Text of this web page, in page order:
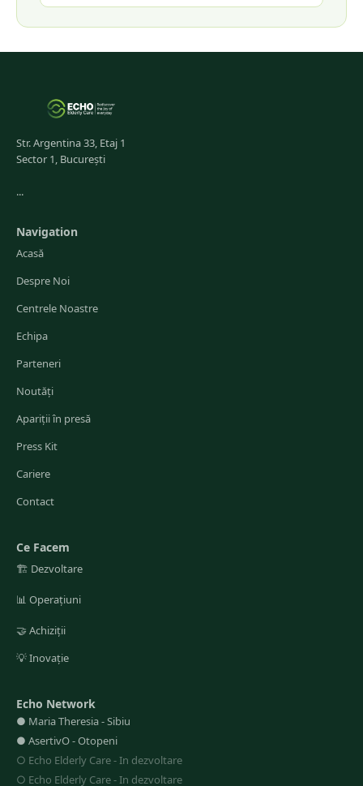
Str. Argentina 33, Etaj 1
Sector 1, București
...
Navigation
Acasă
Despre Noi
Centrele Noastre
Echipa
Parteneri
Noutăți
Apariții în presă
Press Kit
Cariere
Contact
Ce Facem
🏗️ Dezvoltare
📊 Operațiuni
🤝 Achiziții
💡Inovație
Echo Network
● Maria Theresia-Sibiu
● AsertivO-Otopeni
○ Echo Elderly Care-In dezvoltare
○ Echo Elderly Care-In dezvoltare